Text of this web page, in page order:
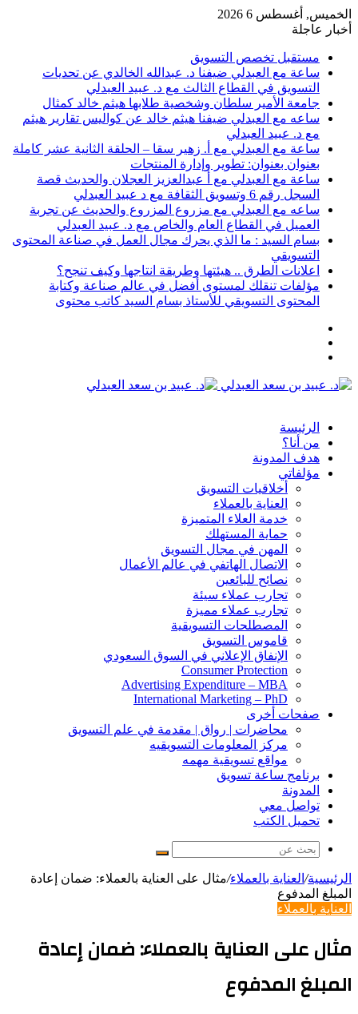
الخميس, أغسطس 6 2026
أخبار عاجلة
مستقبل تخصص التسويق
ساعة مع العبدلي ضيفنا د. عبدالله الخالدي عن تحديات
التسويق في القطاع الثالث مع د. عبيد العبدلي
جامعة الأمير سلطان وشخصية طلابها هيثم خالد كمثال
ساعه مع العبدلي ضيفنا هيثم خالد عن كواليس تقارير هيثم
مع د. عبيد العبدلي
ساعة مع العبدلي مع أ. زهير سقا – الحلقة الثانية عشر كاملة
بعنوان بعنوان: تطوير وإدارة المنتجات
ساعة مع العبدلي مع أ عبدالعزيز العجلان والحديث قصة
السجل رقم 6 وتسويق الثقافة مع د عبيد العبدلي
ساعه مع العبدلي مع مزروع المزروع والحديث عن تجربة
العميل في القطاع العام والخاص مع د. عبيد العبدلي
بسام السيد : ما الذي يحرك مجال العمل في صناعة المحتوى
التسويقي
اعلانات الطرق .. هيئتها وطريقة انتاجها وكيف تنجح؟
مؤلفات تنقلك لمستوى أفضل في عالم صناعة وكتابة
المحتوى التسويقي للأستاذ بسام السيد كاتب محتوى
القائمة
الرئيسة
من أنا؟
هدف المدونة
مؤلفاتي
أخلاقيات التسويق
العناية بالعملاء
خدمة العلاء المتميزة
حماية المستهلك
المهن في مجال التسويق
الاتصال الهاتفي في عالم الأعمال
نصائح للبائعين
تجارب عملاء سيئة
تجارب عملاء مميزة
المصطلحات التسويقية
قاموس التسويق
الإنفاق الإعلاني في السوق السعودي
Consumer Protection
Advertising Expenditure – MBA
International Marketing – PhD
صفحات أخرى
محاضرات | رواق | مقدمة في علم التسويق
مركز المعلومات التسويقيه
مواقع تسويقية مهمه
برنامج ساعة تسويق
المدونة
تواصل معي
تحميل الكتب
بحث
عن
الرئيسية/ العناية بالعملاء/مثال على العناية بالعملاء: ضمان إعادة
المبلغ المدفوع
العناية بالعملاء
مثال على العناية بالعملاء: ضمان إعادة
المبلغ المدفوع